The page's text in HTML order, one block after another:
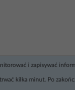
i zapisywać
kilka minut. Po